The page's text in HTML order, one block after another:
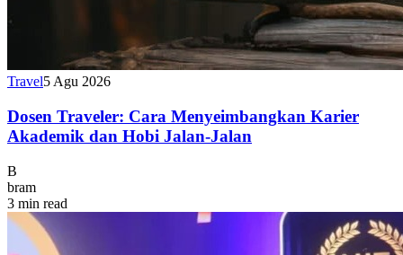
Travel5 Agu 2026
Dosen Traveler: Cara Menyeimbangkan Karier
Akademik dan Hobi Jalan-Jalan
B
bram
3 min read